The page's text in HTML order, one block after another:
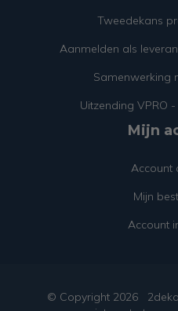
Tweedekans
Aanmelden als
Samenwerking
Uitzending VPRO
Mijn
Account
Mijn
Account
© Copyright 2026